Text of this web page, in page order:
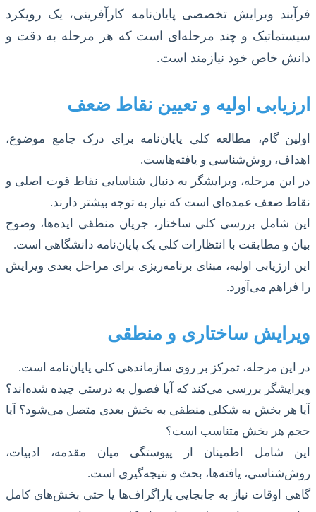
فرآیند ویرایش تخصصی پایان‌نامه کارآفرینی، یک رویکرد
سیستماتیک و چند مرحله‌ای است که هر مرحله به دقت و
دانش خاص خود نیازمند است.
ارزیابی اولیه و تعیین نقاط ضعف
اولین گام، مطالعه کلی پایان‌نامه برای درک جامع موضوع،
اهداف، روش‌شناسی و یافته‌هاست.
در این مرحله، ویرایشگر به دنبال شناسایی نقاط قوت اصلی و
نقاط ضعف عمده‌ای است که نیاز به توجه بیشتر دارند.
این شامل بررسی کلی ساختار، جریان منطقی ایده‌ها، وضوح
بیان و مطابقت با انتظارات کلی یک پایان‌نامه دانشگاهی است.
این ارزیابی اولیه، مبنای برنامه‌ریزی برای مراحل بعدی ویرایش
را فراهم می‌آورد.
ویرایش ساختاری و منطقی
در این مرحله، تمرکز بر روی سازماندهی کلی پایان‌نامه است.
ویرایشگر بررسی می‌کند که آیا فصول به درستی چیده شده‌اند؟
آیا هر بخش به شکلی منطقی به بخش بعدی متصل می‌شود؟ آیا
حجم هر بخش متناسب است؟
این شامل اطمینان از پیوستگی میان مقدمه، ادبیات،
روش‌شناسی، یافته‌ها، بحث و نتیجه‌گیری است.
گاهی اوقات نیاز به جابجایی پاراگراف‌ها یا حتی بخش‌های کامل